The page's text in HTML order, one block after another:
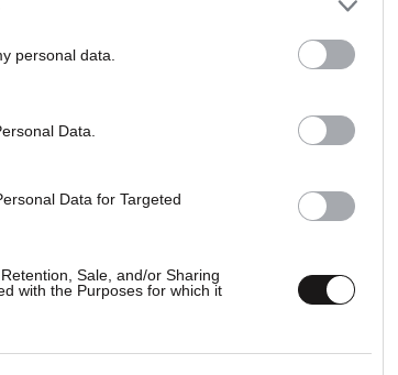
personal data.
Data.
Data for Targeted
Sale, and/or Sharing
with the Purposes for which it